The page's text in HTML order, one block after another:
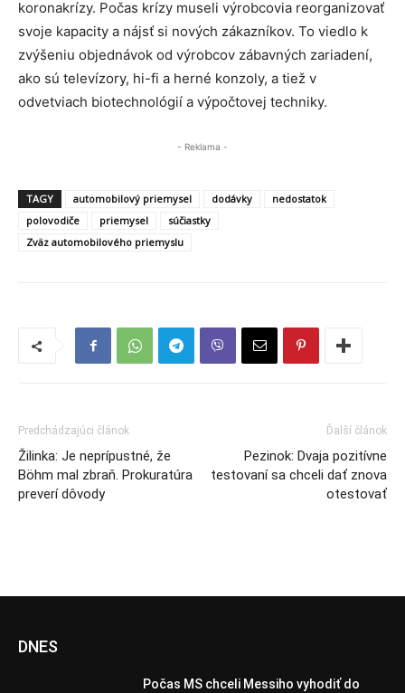
koronakrízy. Počas krízy museli výrobcovia reorganizovať
svoje kapacity a nájsť si nových zákazníkov. To viedlo k
zvýšeniu objednávok od výrobcov zábavných zariadení,
ako sú televízory, hi-fi a herné konzoly, a tiež v
odvetviach biotechnológií a výpočtovej techniky.
- Reklama -
TAGY automobilový priemysel dodávky
nedostatok
polovodiče
priemysel
súčiastky
Zväz automobilového priemyslu
Predchádzajúci článok
Žilinka: Je neprípustné, že
Böhm mal zbraň. Prokuratúra
preverí dôvody
Ďalší článok
Pezinok: Dvaja pozitívne
testovaní sa chceli dať znova
otestovať
DNES
Počas MS chceli Messiho vyhodiť do